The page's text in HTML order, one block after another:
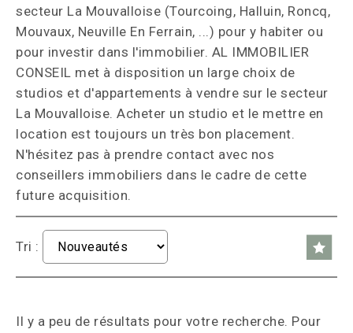
secteur La Mouvalloise (Tourcoing, Halluin, Roncq,
Mouvaux, Neuville En Ferrain, ...) pour y habiter ou
pour investir dans l'immobilier. AL IMMOBILIER
CONSEIL met à disposition un large choix de
studios et d'appartements à vendre sur le secteur
La Mouvalloise. Acheter un studio et le mettre en
location est toujours un très bon placement.
N'hésitez pas à prendre contact avec nos
conseillers immobiliers dans le cadre de cette
future acquisition.
Tri :
Il y a peu de résultats pour votre recherche. Pour